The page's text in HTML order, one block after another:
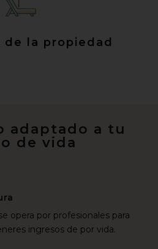
la propiedad
adaptado a tu
de vida
opera por profesionales para
ingresos de por vida.